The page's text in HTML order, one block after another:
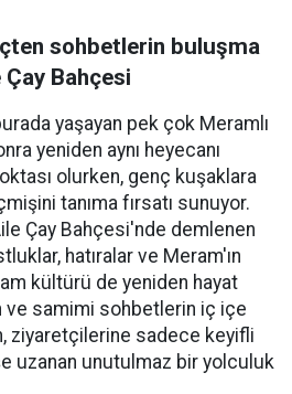
sohbetlerin buluşma
Çay Bahçesi
yaşayan pek çok Meramlı
yeniden aynı heyecanı
olurken, genç kuşaklara
tanıma fırsatı sunuyor.
Çay Bahçesi'nde demlenen
hatıralar ve Meram'ın
kültürü de yeniden hayat
ve samimi sohbetlerin iç içe
ziyaretçilerine sadece keyifli
uzanan unutulmaz bir yolculuk